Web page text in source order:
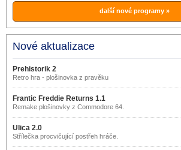
další nové programy »
Nové aktualizace
Prehistorik 2
Retro hra - plošinovka z pravěku
Frantic Freddie Returns 1.1
Remake plošinovky z Commodore 64.
Ulica 2.0
Střílečka procvičující postřeh hráče.